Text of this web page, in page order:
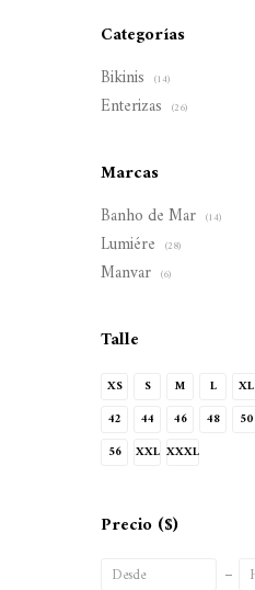
Categorías
Bikinis (14)
Enterizas (26)
Marcas
Banho de Mar (14)
Lumiére (28)
Manvar (6)
Talle
XS S M L XL
42
44 46 48 50
56
XXL XXXL
Precio ($)